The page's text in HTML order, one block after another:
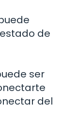
de
ser
del